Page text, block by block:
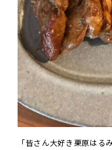
「皆さん大好き栗原はる